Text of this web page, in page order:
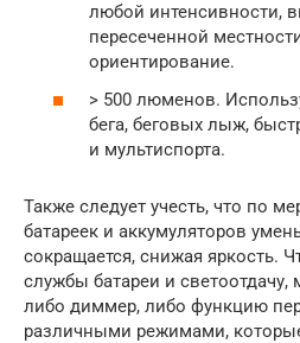
любой интенсивности,
пересеченной
ориентирование.
> 500 люменов.
бега, беговых лыж,
и мультиспорта.
Также следует учесть, что по
батареек и аккумуляторов
сокращается, снижая яркость.
службы батареи и
либо диммер, либо функцию
различными режимами,